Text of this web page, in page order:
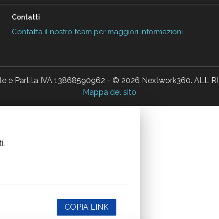
Contatti
Contatta il nostro team per maggiori informazioni
e Partita IVA 13868590962 - © 2026 Nextwork360. ALL
Mappa del sito
COPIA LINK